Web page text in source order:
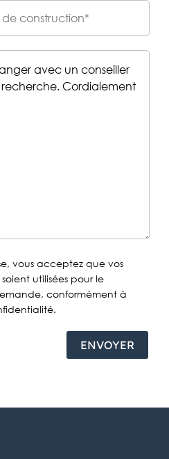
vous acceptez que vos
utilisées pour le
conformément à